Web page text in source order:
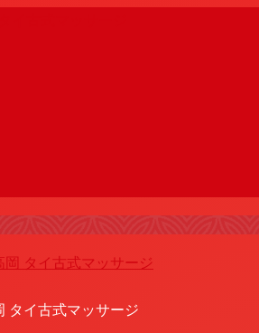
タイ古式マッサージ